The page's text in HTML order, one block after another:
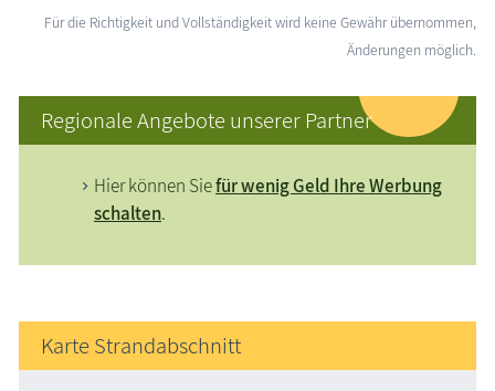
Für die Richtigkeit und Vollständigkeit wird keine Gewähr übernommen,
Änderungen möglich.
Regionale Angebote unserer Partner
Hier können Siefür wenig Geld Ihre Werbung
schalten.
Karte Strandabschnitt